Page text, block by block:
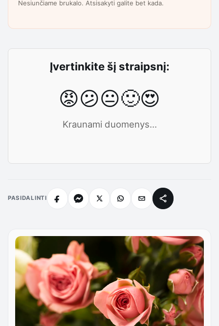
Nesiunčiame brukalo. Atsisakyti galite bet kada.
Įvertinkite šį straipsnį:
😡😕😐🙂😍
Kraunami duomenys...
PASIDALINTI